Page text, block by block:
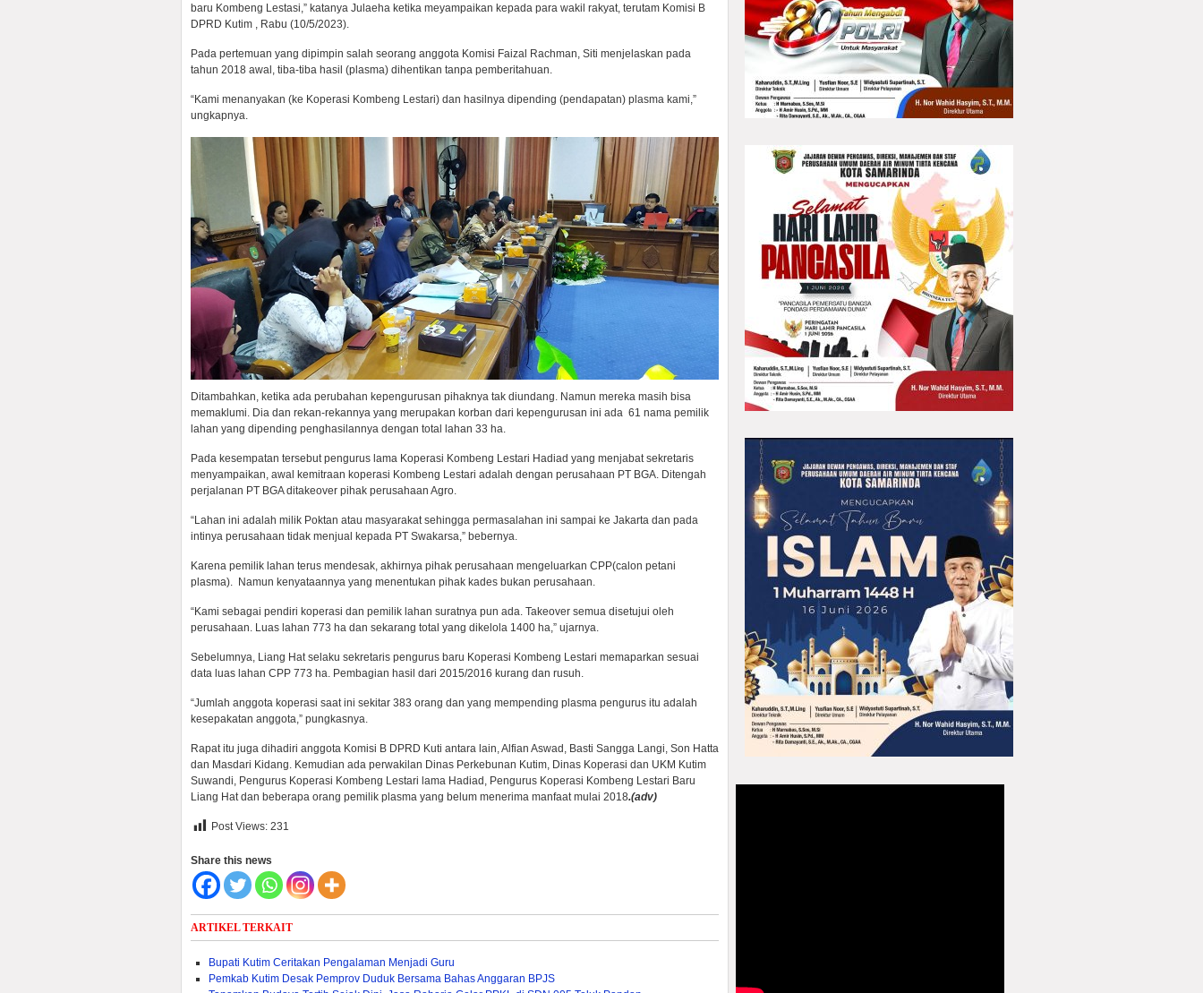
baru Kombeng Lestasi,” katanya Julaeha ketika meyampaikan kepada para wakil rakyat, terutam Komisi B
DPRD Kutim , Rabu (10/5/2023).
Pada pertemuan yang dipimpin salah seorang anggota Komisi Faizal Rachman, Siti menjelaskan pada
tahun 2018 awal, tiba-tiba hasil (plasma) dihentikan tanpa pemberitahuan.
“Kami menanyakan (ke Koperasi Kombeng Lestari) dan hasilnya dipending (pendapatan) plasma kami,”
ungkapnya.
Ditambahkan, ketika ada perubahan kepengurusan pihaknya tak diundang. Namun mereka masih bisa
memaklumi. Dia dan rekan-rekannya yang merupakan korban dari kepengurusan ini ada 61 nama pemilik
lahan yang dipending penghasilannya dengan total lahan 33 ha.
Pada kesempatan tersebut pengurus lama Koperasi Kombeng Lestari Hadiad yang menjabat sekretaris
menyampaikan, awal kemitraan koperasi Kombeng Lestari adalah dengan perusahaan PT BGA. Ditengah
perjalanan PT BGA ditakeover pihak perusahaan Agro.
“Lahan ini adalah milik Poktan atau masyarakat sehingga permasalahan ini sampai ke Jakarta dan pada
intinya perusahaan tidak menjual kepada PT Swakarsa,” bebernya.
Karena pemilik lahan terus mendesak, akhirnya pihak perusahaan mengeluarkan CPP(calon petani
plasma). Namun kenyataannya yang menentukan pihak kades bukan perusahaan.
“Kami sebagai pendiri koperasi dan pemilik lahan suratnya pun ada. Takeover semua disetujui oleh
perusahaan. Luas lahan 773 ha dan sekarang total yang dikelola 1400 ha,” ujarnya.
Sebelumnya, Liang Hat selaku sekretaris pengurus baru Koperasi Kombeng Lestari memaparkan sesuai
data luas lahan CPP 773 ha. Pembagian hasil dari 2015/2016 kurang dan rusuh.
“Jumlah anggota koperasi saat ini sekitar 383 orang dan yang mempending plasma pengurus itu adalah
kesepakatan anggota,” pungkasnya.
Rapat itu juga dihadiri anggota Komisi B DPRD Kuti antara lain, Alfian Aswad, Basti Sangga Langi, Son Hatta
dan Masdari Kidang. Kemudian ada perwakilan Dinas Perkebunan Kutim, Dinas Koperasi dan UKM Kutim
Suwandi, Pengurus Koperasi Kombeng Lestari lama Hadiad, Pengurus Koperasi Kombeng Lestari Baru
Liang Hat dan beberapa orang pemilik plasma yang belum menerima manfaat mulai 2018.(adv)
Post Views: 231
Share this news
ARTIKEL TERKAIT
Bupati Kutim Ceritakan Pengalaman Menjadi Guru
Pemkab Kutim Desak Pemprov Duduk Bersama Bahas Anggaran BPJS